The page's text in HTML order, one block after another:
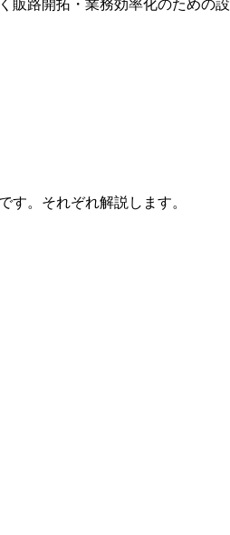
販路開拓・業務効率化のための
す。それぞれ解説します。